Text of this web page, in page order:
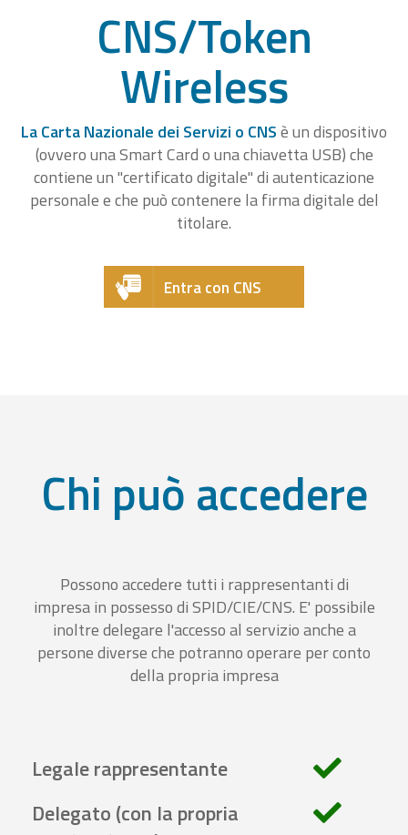
CNS/Token
Wireless
La Carta Nazionale dei Servizi o CNSè un dispositivo
(ovvero una Smart Card o una chiavetta USB) che
contiene un "certificato digitale" di autenticazione
personale e che può contenere la firma digitale del
titolare.
Entra con CNS
Chi può accedere
Possono accedere tutti i rappresentanti di
impresa in possesso di SPID/CIE/CNS. E' possibile
inoltre delegare l'accesso al servizio anche a
persone diverse che potranno operare per conto
della propria impresa
Legale rappresentante
Delegato (con la propria